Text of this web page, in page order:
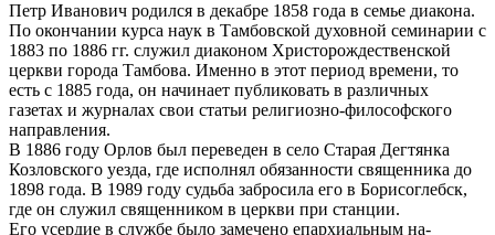
Петр Иванович родился в декабре 1858 года в семье диа­кона.
По окончании курса наук в Тамбовской духовной семи­нарии с
1883 по 1886 гг. служил диаконом Христорождественской
церкви города Тамбова. Именно в этот период времени, то
есть с 1885 года, он начинает публиковать в раз­личных
газетах и журналах свои статьи религиозно-фило­софского
направления.
В 1886 году Орлов был пе­реведен в село Старая Дегтянка
Козловского уезда, где испол­нял обязанности священника до
1898 года. В 1989 году судь­ба забросила его в Борисоглебск,
где он служил священ­ником в церкви при станции.
Его усердие в службе было замечено епархиальным на­